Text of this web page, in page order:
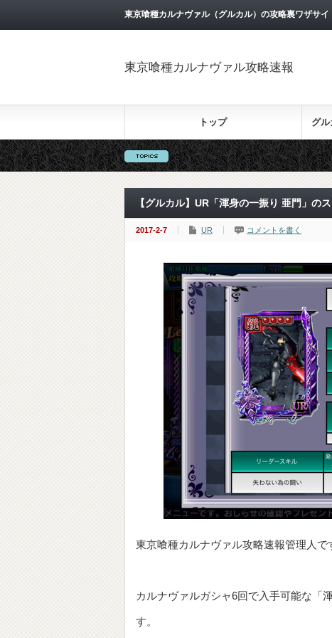
東京喰種カルナヴァル（グルカル）の攻略裏ワザサ
東京喰種カルナヴァル攻略速報
トップ グ
【グルカル】UR「渾身の一振り 亜門」の
2017-2-7 UR コメントを書く
東京喰種カルナヴァル攻略速報管理人で
カルナヴァルガシャ6回で入手可能な「
す。